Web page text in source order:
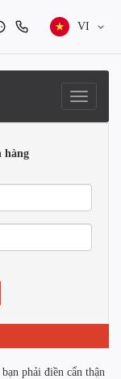
VI
hàng
phải điền cẩn thận